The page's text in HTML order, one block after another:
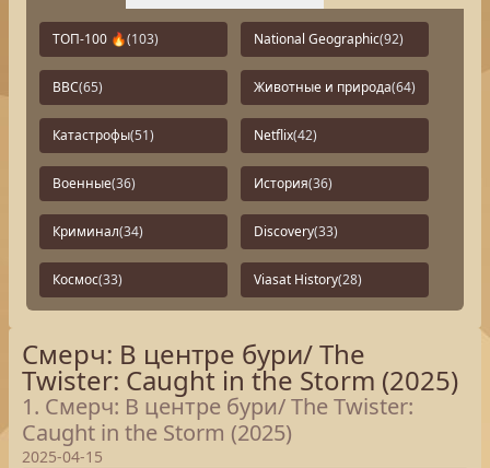
ТОП-100 🔥(103) National Geographic(92)
BBC(65) Животные и природа(64)
Катастрофы(51) Netflix(42)
Военные(36) История(36)
Криминал(34) Discovery(33)
Космос(33) Viasat History(28)
Смерч: В центре бури/ The
Twister: Caught in the Storm (2025)
1. Смерч: В центре бури/ The Twister:
Caught in the Storm (2025)
2025-04-15